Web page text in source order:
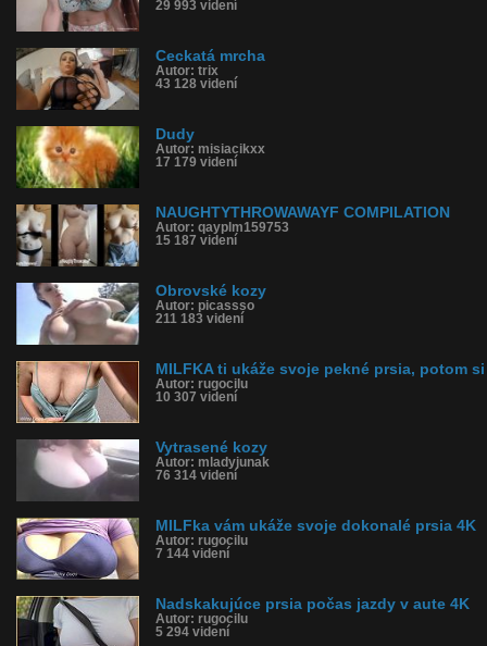
29 993 videní
Ceckatá mrcha
Autor: trix
43 128 videní
Dudy
Autor: misiacikxx
17 179 videní
NAUGHTYTHROWAWAYF COMPILATION
Autor: qayplm159753
15 187 videní
Obrovské kozy
Autor: picassso
211 183 videní
MILFKA ti ukáže svoje pekné prsia, potom si
Autor: rugocilu
10 307 videní
Vytrasené kozy
Autor: mladyjunak
76 314 videní
MILFka vám ukáže svoje dokonalé prsia 4K
Autor: rugocilu
7 144 videní
Nadskakujúce prsia počas jazdy v aute 4K
Autor: rugocilu
5 294 videní